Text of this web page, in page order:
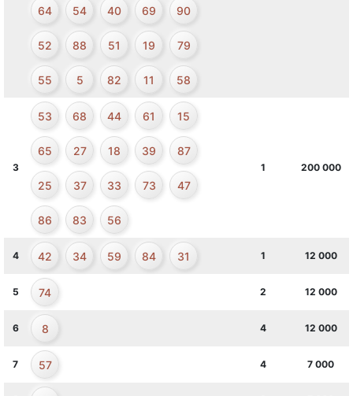
64 54 40 69 90
52 88 51 19 79
55 5 82 11 58
3
53 68 44 61 15
65 27 18 39 87
25 37 33 73 47
86 83 56
1 200 000
4 42 34 59 84 31 1 12 000
5 74 2 12 000
6 8 4 12 000
7 57 4 7 000